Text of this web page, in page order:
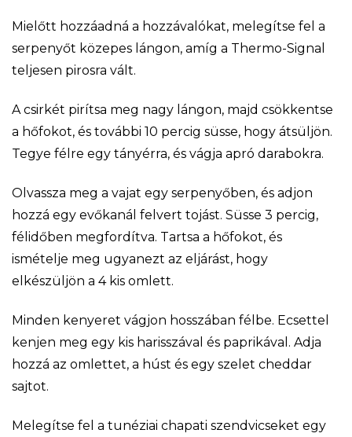
Mielőtt hozzáadná a hozzávalókat, melegítse fel a
serpenyőt közepes lángon, amíg a Thermo-Signal
teljesen pirosra vált.
A csirkét pirítsa meg nagy lángon, majd csökkentse
a hőfokot, és további 10 percig süsse, hogy átsüljön.
Tegye félre egy tányérra, és vágja apró darabokra.
Olvassza meg a vajat egy serpenyőben, és adjon
hozzá egy evőkanál felvert tojást. Süsse 3 percig,
félidőben megfordítva. Tartsa a hőfokot, és
ismételje meg ugyanezt az eljárást, hogy
elkészüljön a 4 kis omlett.
Minden kenyeret vágjon hosszában félbe. Ecsettel
kenjen meg egy kis harisszával és paprikával. Adja
hozzá az omlettet, a húst és egy szelet cheddar
sajtot.
Melegítse fel a tunéziai chapati szendvicseket egy